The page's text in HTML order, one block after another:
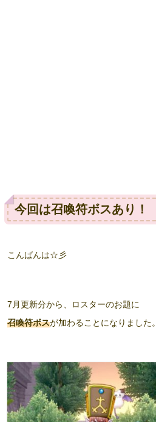
今回は召喚符ボスあり！
こんばんは☆彡
7月更新分から、ロスターのお題に
召喚符ボスが加わることになりました。